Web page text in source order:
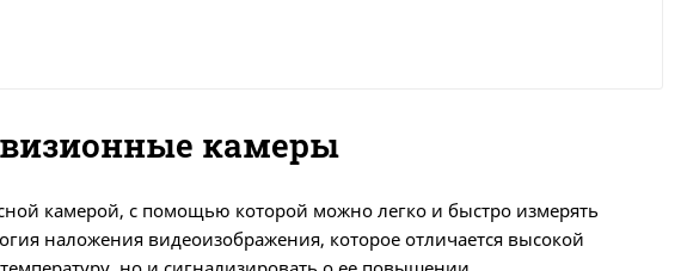
камеры
камерой, с помощью которой можно легко и быстро измерять
наложения видеоизображения, которое отличается высокой